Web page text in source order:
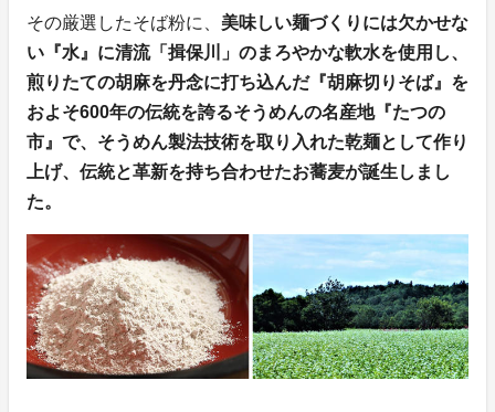
その厳選したそば粉に、 美味しい麺づくりには欠かせな
い『水』に清流「揖保川」のまろやかな軟水を使用し、
煎りたての胡麻を丹念に打ち込んだ『胡麻切りそば』を
およそ600年の伝統を誇るそうめんの名産地『たつの
市』で、そうめん製法技術を取り入れた乾麺として作り
上げ、伝統と革新を持ち合わせたお蕎麦が誕生しまし
た。